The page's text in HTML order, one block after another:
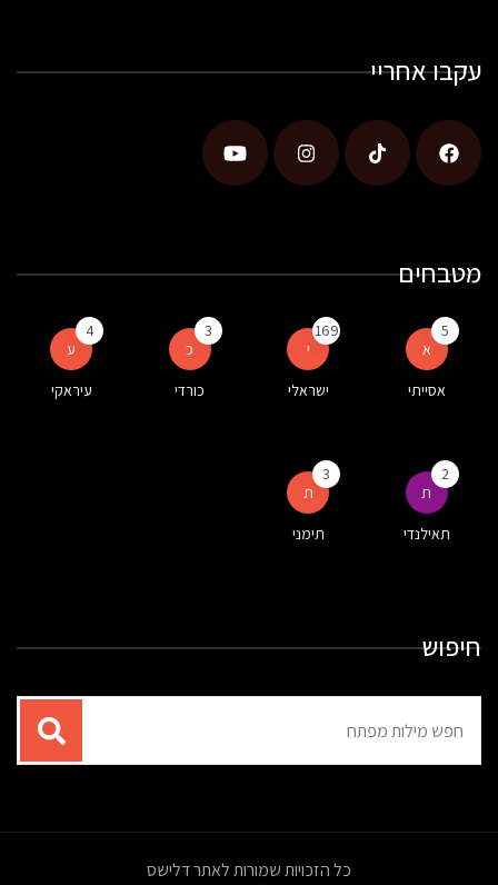
עקבו אחריי
מטבחים
א
5
אסייתי
י
169
ישראלי
כ
3
כורדי
ע
4
עיראקי
ת
2
תאילנדי
ת
3
תימני
חיפוש
עבור
כל הזכויות שמורות לאתר דלישס